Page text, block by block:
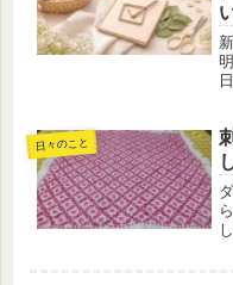
日々のこと